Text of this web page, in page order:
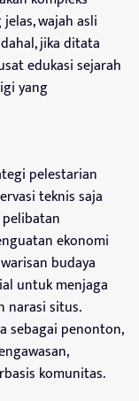
wajah asli
jika ditata
edukasi sejarah
yang
pelestarian
teknis saja
ekonomi
budaya
untuk menjaga
narasi situs.
sebagai penonton,
komunitas.